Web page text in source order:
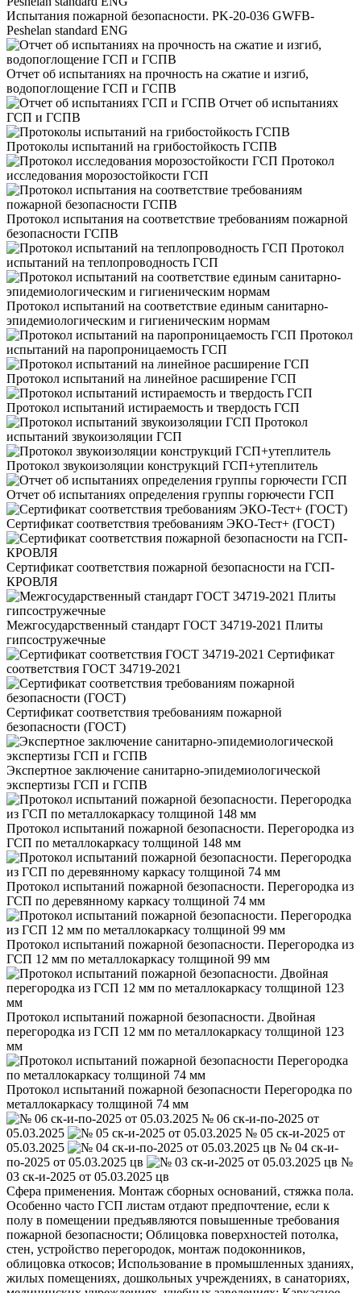
Испытания пожарной безопасности. PK-20-036 GWFB-
Peshelan standard ENG
Отчет об испытаниях на прочность на сжатие и изгиб,
водопоглощение ГСП и ГСПВ
Отчет об испытаниях
ГСП и ГСПВ
Протоколы испытаний на грибостойкость ГСПВ
Протокол
исследования морозостойкости ГСП
Протокол испытания на соответствие требованиям пожарной
безопасности ГСПВ
Протокол
испытаний на теплопроводность ГСП
Протокол испытаний на соответствие единым санитарно-
эпидемиологическим и гигиеническим нормам
Протокол
испытаний на паропроницаемость ГСП
Протокол испытаний на линейное расширение ГСП
Протокол испытаний истираемость и твердость ГСП
Протокол
испытаний звукоизоляции ГСП
Протокол звукоизоляции конструкций ГСП+утеплитель
Отчет об испытаниях определения группы горючести ГСП
Сертификат соответствия требованиям ЭКО-Тест+ (ГОСТ)
Сертификат соответствия пожарной безопасности на ГСП-
КРОВЛЯ
Межгосударственный стандарт ГОСТ 34719-2021 Плиты
гипсостружечные
Сертификат
соответствия ГОСТ 34719-2021
Сертификат соответствия требованиям пожарной
безопасности (ГОСТ)
Экспертное заключение санитарно-эпидемиологической
экспертизы ГСП и ГСПВ
Протокол испытаний пожарной безопасности. Перегородка из
ГСП по металлокаркасу толщиной 148 мм
Протокол испытаний пожарной безопасности. Перегородка из
ГСП по деревянному каркасу толщиной 74 мм
Протокол испытаний пожарной безопасности. Перегородка из
ГСП 12 мм по металлокаркасу толщиной 99 мм
Протокол испытаний пожарной безопасности. Двойная
перегородка из ГСП 12 мм по металлокаркасу толщиной 123
мм
Протокол испытаний пожарной безопасности Перегородка по
металлокаркасу толщиной 74 мм
№ 06 ск-и-по-2025 от
05.03.2025
№ 05 ск-и-2025 от
05.03.2025
№ 04 ск-и-
по-2025 от 05.03.2025 цв
№
03 ск-и-2025 от 05.03.2025 цв
Сфера применения. Монтаж сборных оснований, стяжка пола.
Особенно часто ГСП листам отдают предпочтение, если к
полу в помещении предъявляются повышенные требования
пожарной безопасности; Облицовка поверхностей потолка,
стен, устройство перегородок, монтаж подоконников,
облицовка откосов; Использование в промышленных зданиях,
жилых помещениях, дошкольных учреждениях, в санаториях,